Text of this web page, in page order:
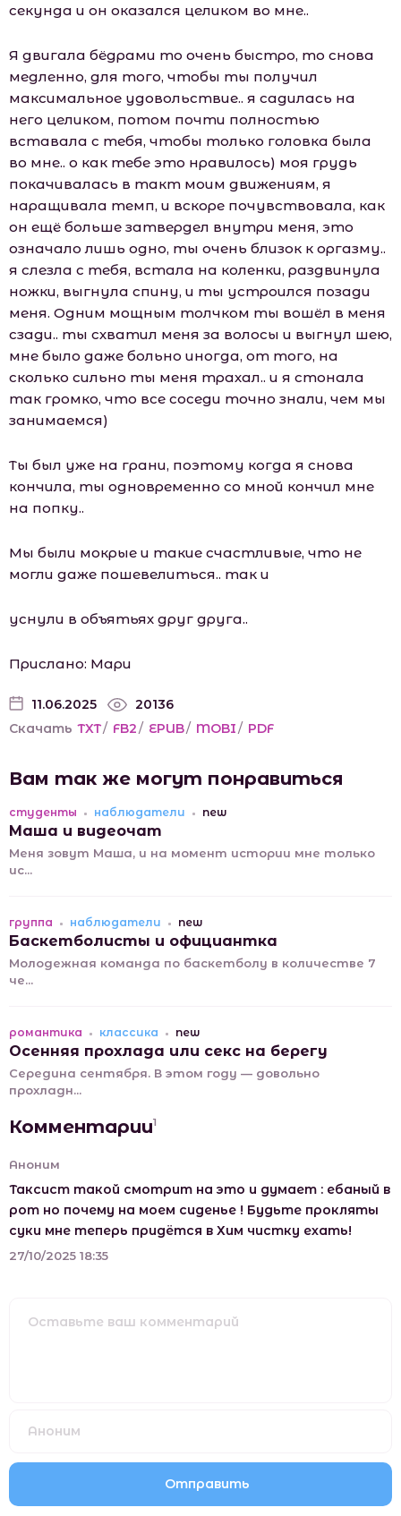
секунда и он оказался целиком во мне..
Я двигала бёдрами то очень быстро, то снова
медленно, для того, чтобы ты получил
максимальное удовольствие.. я садилась на
него целиком, потом почти полностью
вставала с тебя, чтобы только головка была
во мне.. о как тебе это нравилось) моя грудь
покачивалась в такт моим движениям, я
наращивала темп, и вскоре почувствовала, как
он ещё больше затвердел внутри меня, это
означало лишь одно, ты очень близок к оргазму..
я слезла с тебя, встала на коленки, раздвинула
ножки, выгнула спину, и ты устроился позади
меня. Одним мощным толчком ты вошёл в меня
сзади.. ты схватил меня за волосы и выгнул шею,
мне было даже больно иногда, от того, на
сколько сильно ты меня трахал.. и я стонала
так громко, что все соседи точно знали, чем мы
занимаемся)
Ты был уже на грани, поэтому когда я снова
кончила, ты одновременно со мной кончил мне
на попку..
Мы были мокрые и такие счастливые, что не
могли даже пошевелиться.. так и
уснули в объятьях друг друга..
Прислано: Мари
11.06.2025
20136
Скачать TXT/ FB2/ EPUB/ MOBI/ PDF
Вам так же могут понравиться
студенты наблюдатели new
Маша и видеочат
Меня зовут Маша, и на момент истории мне только
ис...
группа наблюдатели new
Баскетболисты и официантка
Молодежная команда по баскетболу в количестве 7
че...
романтика классика new
Осенняя прохлада или секс на берегу
Середина сентября. В этом году — довольно
прохладн...
Комментарии1
Аноним
Таксист такой смотрит на это и думает : ебаный в
рот но почему на моем сиденье ! Будьте прокляты
суки мне теперь придётся в Хим чистку ехать!
27/10/2025 18:35